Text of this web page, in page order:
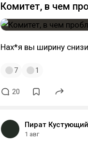
Комитет, в чем
Нах*я вы ширину
7 1
20
Пират Кустующий
1 авг